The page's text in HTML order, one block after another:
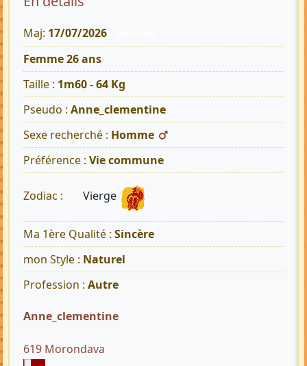
Maj: 17/07/2026
Femme 26 ans
Taille : 1m60 - 64 Kg
Pseudo : Anne_clementine
Sexe recherché : Homme
Préférence : Vie commune
Zodiac : Vierge
Ma 1ère Qualité : Sincère
mon Style : Naturel
Profession : Autre
Anne_clementine
619 Morondava